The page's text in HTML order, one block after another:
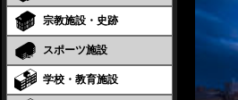
宗教施設・史跡
スポーツ施設
学校・教育施設